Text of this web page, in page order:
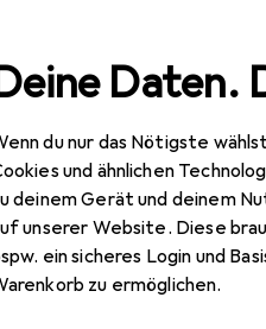
Daten.
du nur das Nötigste
und ähnlichen
deinem Gerät und deinem
unserer Website. Diese
ein sicheres Login und
zu ermöglichen.
Gesamtsortiment